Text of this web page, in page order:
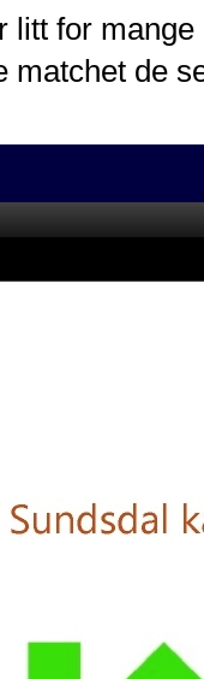
litt for
matchet de